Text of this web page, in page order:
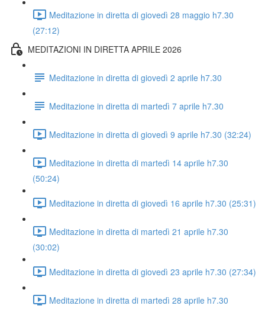
Meditazione in diretta di giovedì 28 maggio h7.30
(27:12)
MEDITAZIONI IN DIRETTA APRILE 2026
Meditazione in diretta di giovedì 2 aprile h7.30
Meditazione in diretta di martedì 7 aprile h7.30
Meditazione in diretta di giovedì 9 aprile h7.30 (32:24)
Meditazione in diretta di martedì 14 aprile h7.30
(50:24)
Meditazione in diretta di giovedì 16 aprile h7.30 (25:31)
Meditazione in diretta di martedì 21 aprile h7.30
(30:02)
Meditazione in diretta di giovedì 23 aprile h7.30 (27:34)
Meditazione in diretta di martedì 28 aprile h7.30